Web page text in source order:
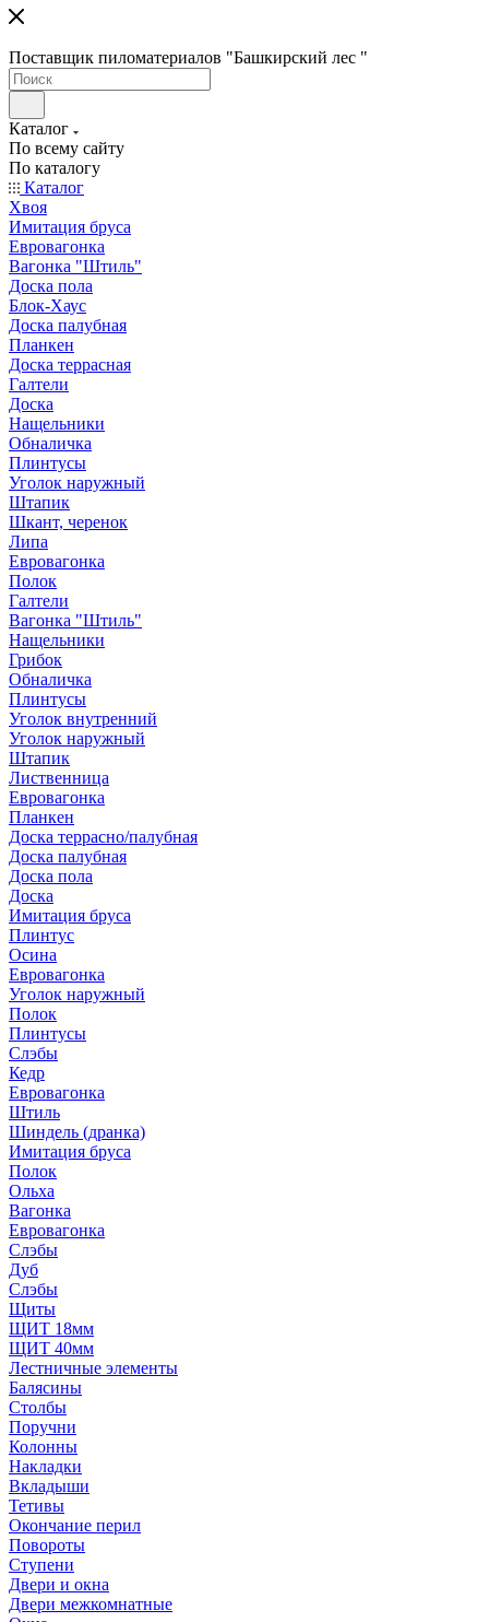
Поставщик пиломатериалов "Башкирский лес "
Каталог
По всему сайту
По каталогу
Каталог
Хвоя
Имитация бруса
Евровагонка
Вагонка "Штиль"
Доска пола
Блок-Хаус
Доска палубная
Планкен
Доска террасная
Галтели
Доска
Нащельники
Обналичка
Плинтусы
Уголок наружный
Штапик
Шкант, черенок
Липа
Евровагонка
Полок
Галтели
Вагонка "Штиль"
Нащельники
Грибок
Обналичка
Плинтусы
Уголок внутренний
Уголок наружный
Штапик
Лиственница
Евровагонка
Планкен
Доска террасно/палубная
Доска палубная
Доска пола
Доска
Имитация бруса
Плинтус
Осина
Евровагонка
Уголок наружный
Полок
Плинтусы
Слэбы
Кедр
Евровагонка
Штиль
Шиндель (дранка)
Имитация бруса
Полок
Ольха
Вагонка
Евровагонка
Слэбы
Дуб
Слэбы
Щиты
ЩИТ 18мм
ЩИТ 40мм
Лестничные элементы
Балясины
Столбы
Поручни
Колонны
Накладки
Вкладыши
Тетивы
Окончание перил
Повороты
Ступени
Двери и окна
Двери межкомнатные